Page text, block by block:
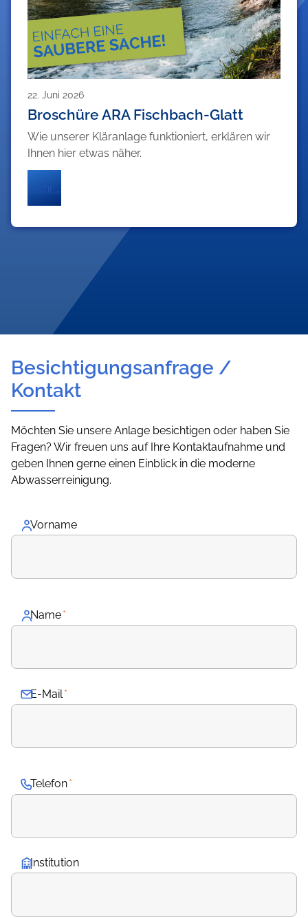
22. Juni 2026
Broschüre ARA Fischbach-Glatt
Wie unserer Kläranlage funktioniert, erklären wir
Ihnen hier etwas näher.
Mehr …
Besichtigungsanfrage /
Kontakt
Möchten Sie unsere Anlage besichtigen oder haben Sie
Fragen? Wir freuen uns auf Ihre Kontaktaufnahme und
geben Ihnen gerne einen Einblick in die moderne
Abwasserreinigung.
Vorname
Name*
E-Mail *
Telefon*
Institution